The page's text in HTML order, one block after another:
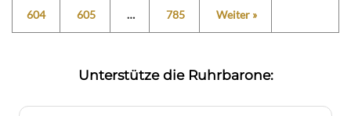
604 605 … 785 Weiter »
Unterstütze die Ruhrbarone: